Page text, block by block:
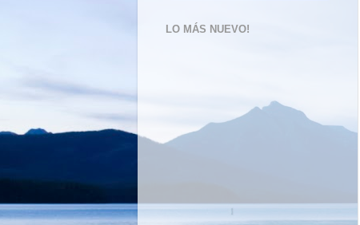
LO MÁS NUEVO!